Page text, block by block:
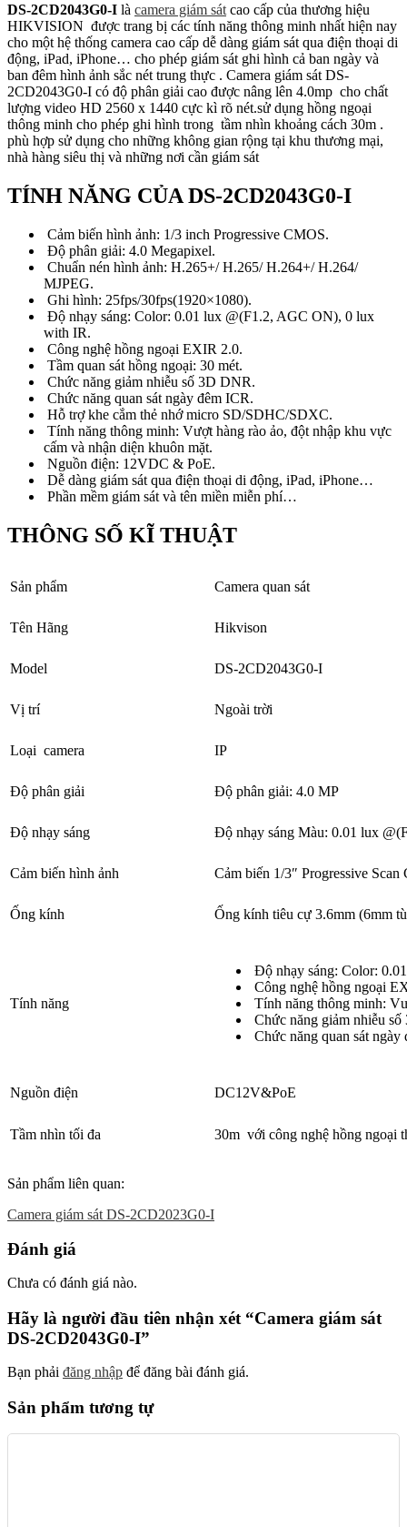
DS-2CD2043G0-I là camera giám sát cao cấp của thương hiệu
HIKVISION được trang bị các tính năng thông minh nhất hiện nay
cho một hệ thống camera cao cấp dễ dàng giám sát qua điện thoại di
động, iPad, iPhone… cho phép giám sát ghi hình cả ban ngày và
ban đêm hình ảnh sắc nét trung thực . Camera giám sát DS-
2CD2043G0-I có độ phân giải cao được nâng lên 4.0mp cho chất
lượng video HD 2560 x 1440 cực kì rõ nét.sử dụng hồng ngoại
thông minh cho phép ghi hình trong tầm nhìn khoảng cách 30m .
phù hợp sử dụng cho những không gian rộng tại khu thương mại,
nhà hàng siêu thị và những nơi cần giám sát
TÍNH NĂNG CỦA DS-2CD2043G0-I
Cảm biến hình ảnh: 1/3 inch Progressive CMOS.
Độ phân giải: 4.0 Megapixel.
Chuẩn nén hình ảnh: H.265+/ H.265/ H.264+/ H.264/
MJPEG.
Ghi hình: 25fps/30fps(1920×1080).
Độ nhạy sáng: Color: 0.01 lux @(F1.2, AGC ON), 0 lux
with IR.
Công nghệ hồng ngoại EXIR 2.0.
Tầm quan sát hồng ngoại: 30 mét.
Chức năng giảm nhiễu số 3D DNR.
Chức năng quan sát ngày đêm ICR.
Hỗ trợ khe cắm thẻ nhớ micro SD/SDHC/SDXC.
Tính năng thông minh: Vượt hàng rào ảo, đột nhập khu vực
cấm và nhận diện khuôn mặt.
Nguồn điện: 12VDC & PoE.
Dễ dàng giám sát qua điện thoại di động, iPad, iPhone…
Phần mềm giám sát và tên miền miễn phí…
THÔNG SỐ KĨ THUẬT
Sản phẩm Camera quan sát
Tên Hãng Hikvison
Model DS-2CD2043G0-I
Vị trí Ngoài trời
Loại camera IP
Độ phân giải Độ phân giải: 4.0 MP
Độ nhạy sáng Độ nhạy sáng Màu: 0.01 lux
Cảm biến hình ảnh Cảm biến 1/3″ Progressive Scan
Ống kính Ống kính tiêu cự 3.6mm (6mm
Tính năng
Độ nhạy sáng: Color:
Công nghệ hồng ngoại
Tính năng thông minh:
Chức năng giảm nhiễu
Chức năng quan sát ngày
Nguồn điện DC12V&PoE
Tầm nhìn tối đa 30m với công nghệ hồng ngoại
Sản phẩm liên quan:
Camera giám sát DS-2CD2023G0-I
Đánh giá
Chưa có đánh giá nào.
Hãy là người đầu tiên nhận xét “Camera giám sát
DS-2CD2043G0-I”
Bạn phải đăng nhập để đăng bài đánh giá.
Sản phẩm tương tự